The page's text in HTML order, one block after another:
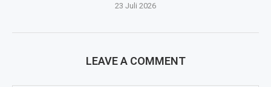
23 Juli 2026
LEAVE A COMMENT